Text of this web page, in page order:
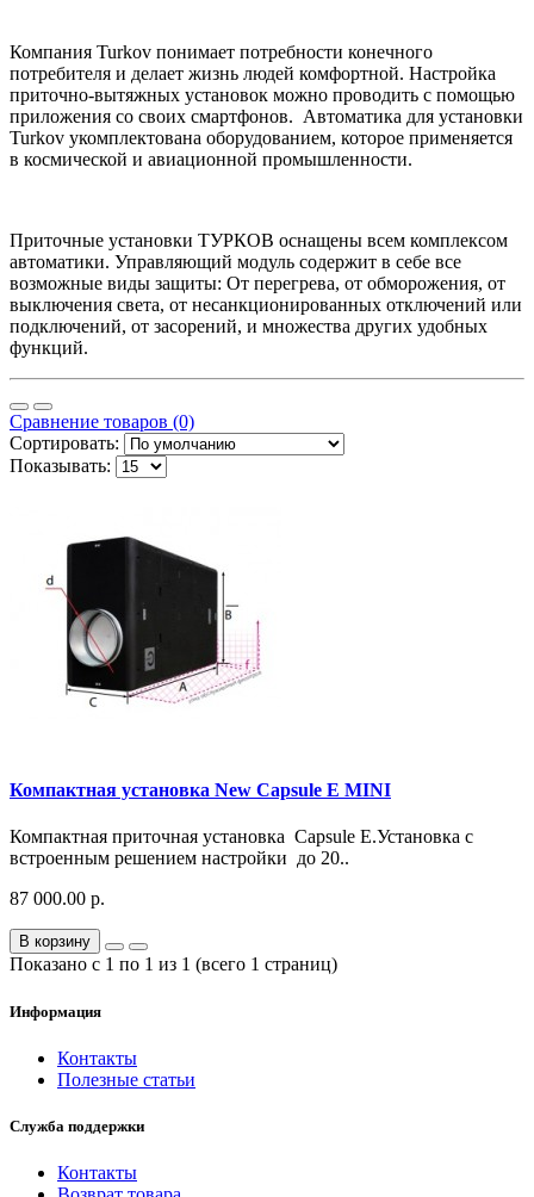
Компания Turkov понимает потребности конечного
потребителя и делает жизнь людей комфортной. Настройка
приточно-вытяжных установок можно проводить с помощью
приложения со своих смартфонов. Автоматика для установки
Turkov укомплектована оборудованием, которое применяется
в космической и авиационной промышленности.
Приточные установки ТУРКОВ оснащены всем комплексом
автоматики. Управляющий модуль содержит в себе все
возможные виды защиты: От перегрева, от обморожения, от
выключения света, от несанкционированных отключений или
подключений, от засорений, и множества других удобных
функций.
Сравнение товаров (0)
Сортировать:
Показывать:
Компактная установка New Capsule E MINI
Компактная приточная установка Capsule E.Установка с
встроенным решением настройки до 20..
87 000.00 р.
В корзину
Показано с 1 по 1 из 1 (всего 1 страниц)
Информация
Контакты
Полезные статьи
Служба поддержки
Контакты